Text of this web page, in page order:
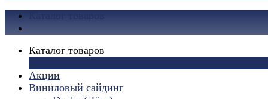
Каталог товаров
Акции
Виниловый сайдинг